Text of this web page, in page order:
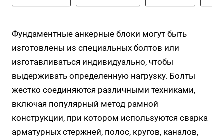
Фундаментные анкерные блоки могут быть
изготовлены из специальных болтов или
изготавливаться индивидуально, чтобы
выдерживать определенную нагрузку. Болты
жестко соединяются различными техниками,
включая популярный метод рамной
конструкции, при котором используются сварка
арматурных стержней, полос, кругов, каналов,